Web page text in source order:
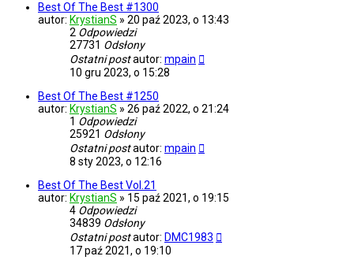
Best Of The Best #1300
autor: KrystianS » 20 paź 2023, o 13:43
2 Odpowiedzi
27731 Odsłony
Ostatni postautor: mpain
10 gru 2023, o 15:28
Best Of The Best #1250
autor: KrystianS » 26 paź 2022, o 21:24
1 Odpowiedzi
25921 Odsłony
Ostatni postautor: mpain
8 sty 2023, o 12:16
Best Of The Best Vol.21
autor: KrystianS » 15 paź 2021, o 19:15
4 Odpowiedzi
34839 Odsłony
Ostatni postautor: DMC1983
17 paź 2021, o 19:10